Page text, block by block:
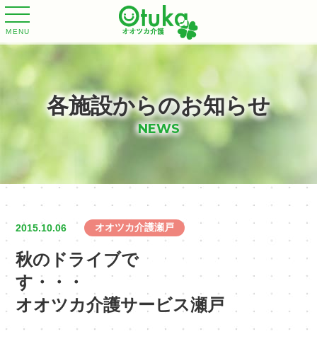
MENU
各施設からのお知らせ
NEWS
2015.10.06 オオツカ介護瀬戸
秋のドライブで
す・・
オオツカ介護サービス瀬戸